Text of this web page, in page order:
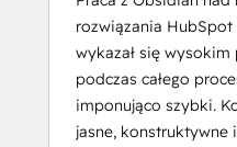
rozwiązania HubSpot
wykazał się
podczas całego
imponująco szybki.
jasne, konstruktywne